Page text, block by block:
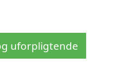
uforpligtende